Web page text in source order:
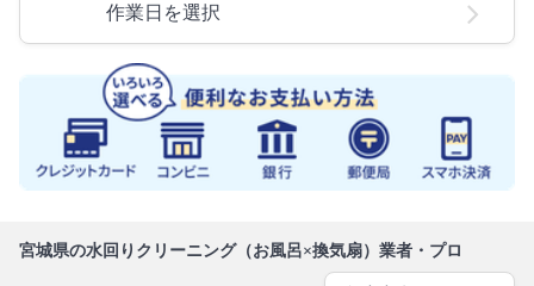
作業日を選択
宮城県の水回りクリーニング（お風呂×換気扇）業者・プロ